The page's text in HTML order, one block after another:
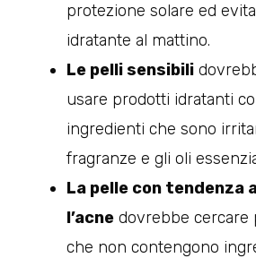
protezione solare ed
idratante al mattino.
Le pelli sensibili
usare prodotti idratanti
ingredienti che sono
fragranze e gli oli
La pelle con tendenza
l’acne dovrebbe cercare
che non contengono